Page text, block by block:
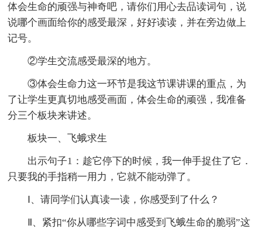
体会生命的顽强与神奇吧，请你们用心去品读词句，说
说哪个画面给你的感受最深，好好读读，并在旁边做上
记号。
②学生交流感受最深的地方。
③体会生命力这一环节是我这节课讲课的重点，为
了让学生更真切地感受画面，体会生命的顽强，我准备
分三个板块来讲述。
板块一、飞蛾求生
出示句子1：趁它停下的时候，我一伸手捉住了它．
只要我的手指稍一用力，它就不能动弹了。
Ⅰ、请同学们认真读一读，你感受到了什么？
Ⅱ、紧扣“你从哪些字词中感受到飞蛾生命的脆弱”这